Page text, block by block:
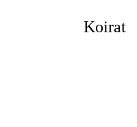
Koirat